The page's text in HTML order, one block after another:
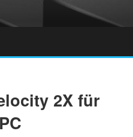
2X für